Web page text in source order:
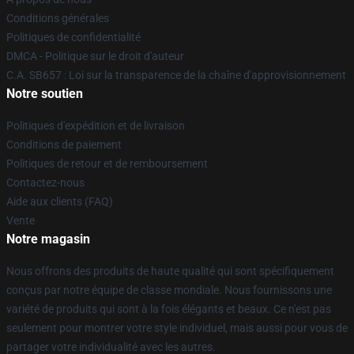
Conditions générales
Politiques de confidentialité
DMCA - Politique sur le droit d'auteur
C.A. SB657 : Loi sur la transparence de la chaîne d'approvisionnement
Notre soutien
Politiques d'expédition et de livraison
Conditions de paiement
Politiques de retour et de remboursement
Contactez-nous
Aide aux clients (FAQ)
Vente
Notre magasin
Nous offrons des produits de haute qualité qui sont spécifiquement
conçus par notre équipe de classe mondiale. Nous fournissons une
variété de produits qui sont à la fois élégants et beaux. Ce n'est pas
seulement pour montrer votre style individuel, mais aussi pour vous de
partager votre individualité avec les autres.